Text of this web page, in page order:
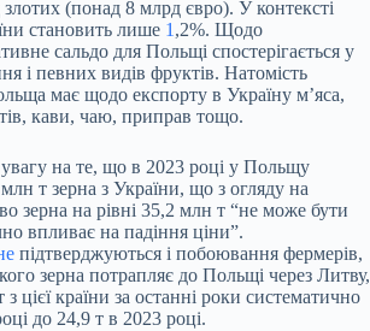
(понад 8 млрд євро). У контексті
становить лише 1 ,2%. Щодо
сальдо для Польщі спостерігається у
і певних видів фруктів. Натомість
має щодо експорту в Україну м’яса,
кави, чаю, приправ тощо.
на те, що в 2023 році у Польщу
т зерна з України, що з огляду на
зерна на рівні 35,2 млн т “не може бути
впливає на падіння ціни”.
підтверджуються і побоювання фермерів,
зерна потрапляє до Польщі через Литву,
цієї країни за останні роки систематично
до 24,9 т в 2023 році.